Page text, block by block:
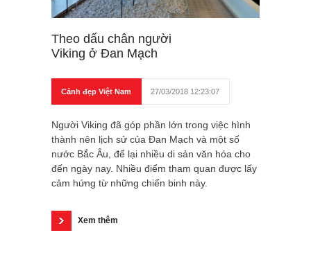
Theo dấu chân người
Viking ở Đan Mạch
Cảnh đẹp Việt Nam 27/03/2018 12:23:07
Người Viking đã góp phần lớn trong việc hình
thành nên lịch sử của Đan Mạch và một số
nước Bắc Âu, để lại nhiều di sản văn hóa cho
đến ngày nay. Nhiều điểm tham quan được lấy
cảm hứng từ những chiến binh này.
Xem thêm